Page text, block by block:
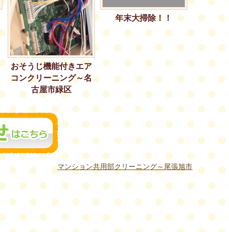
おそうじ機能付きエア
コンクリーニング～名
古屋市緑区
年末大掃除！！
マンション共用部クリーニング～尾張旭市